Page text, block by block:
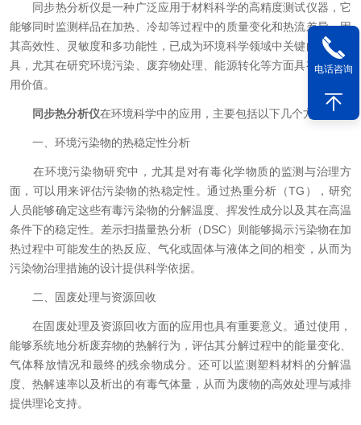
同步热分析仪是一种广泛应用于材料科学的高精度测试仪器，它
能够同时监测样品在加热、冷却等过程中的质量变化和热流差异。因
其高效性、灵敏度和多功能性，已成为环境科学领域中关键的研究工
具，尤其在研究环境污染、废弃物处理、能源转化等方面具有重要应
用价值。
同步热分析仪在环境科学中的应用，主要包括以下几个方面：
一、环境污染物的热稳定性分析
在环境污染物研究中，尤其是对有毒化学物质的监测与治理方
面，可以用来评估污染物的热稳定性。通过热重分析（TG），研究
人员能够确定这些有毒污染物的分解温度、挥发性成分以及其在高温
条件下的稳定性。差示扫描量热分析（DSC）则能够揭示污染物在加
热过程中可能发生的热反应、气化或固体与液体之间的相变，从而为
污染物治理措施的设计提供科学依据。
二、固废处理与资源回收
在固废处理及资源回收方面的应用也具有重要意义。通过使用，
能够系统地分析废弃物的热解行为，评估其分解过程中的能量变化、
气体释放情况和最终的残余物成分。还可以监测塑料材料的分解温
度、热解速率以及析出的有毒气体量，从而为废物的高效处理与减排
提供理论支持。
电话咨询